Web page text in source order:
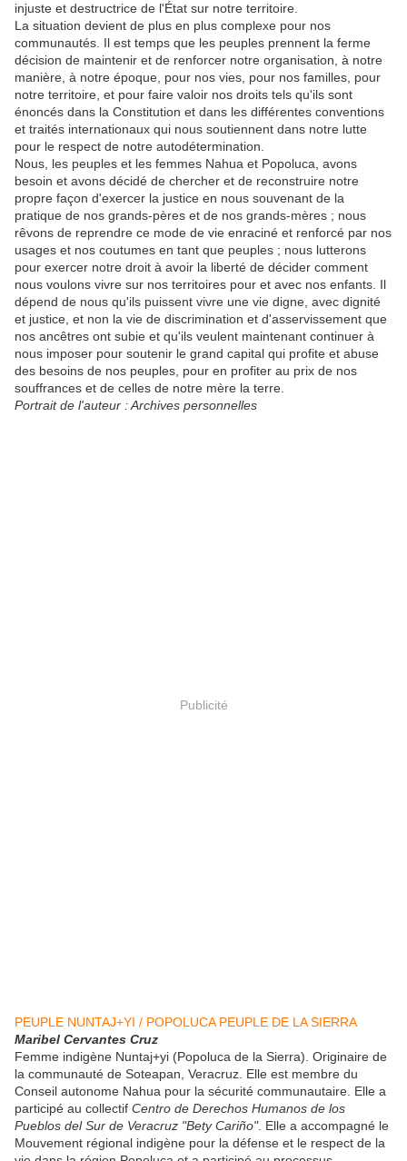
injuste et destructrice de l'État sur notre territoire.
La situation devient de plus en plus complexe pour nos
communautés. Il est temps que les peuples prennent la ferme
décision de maintenir et de renforcer notre organisation, à notre
manière, à notre époque, pour nos vies, pour nos familles, pour
notre territoire, et pour faire valoir nos droits tels qu'ils sont
énoncés dans la Constitution et dans les différentes conventions
et traités internationaux qui nous soutiennent dans notre lutte
pour le respect de notre autodétermination.
Nous, les peuples et les femmes Nahua et Popoluca, avons
besoin et avons décidé de chercher et de reconstruire notre
propre façon d'exercer la justice en nous souvenant de la
pratique de nos grands-pères et de nos grands-mères ; nous
rêvons de reprendre ce mode de vie enraciné et renforcé par nos
usages et nos coutumes en tant que peuples ; nous lutterons
pour exercer notre droit à avoir la liberté de décider comment
nous voulons vivre sur nos territoires pour et avec nos enfants. Il
dépend de nous qu'ils puissent vivre une vie digne, avec dignité
et justice, et non la vie de discrimination et d'asservissement que
nos ancêtres ont subie et qu'ils veulent maintenant continuer à
nous imposer pour soutenir le grand capital qui profite et abuse
des besoins de nos peuples, pour en profiter au prix de nos
souffrances et de celles de notre mère la terre.
Portrait de l'auteur : Archives personnelles
Publicité
PEUPLE NUNTAJ+YI / POPOLUCA PEUPLE DE LA SIERRA
Maribel Cervantes Cruz
Femme indigène Nuntaj+yi (Popoluca de la Sierra). Originaire de
la communauté de Soteapan, Veracruz. Elle est membre du
Conseil autonome Nahua pour la sécurité communautaire. Elle a
participé au collectif Centro de Derechos Humanos de los
Pueblos del Sur de Veracruz "Bety Cariño". Elle a accompagné le
Mouvement régional indigène pour la défense et le respect de la